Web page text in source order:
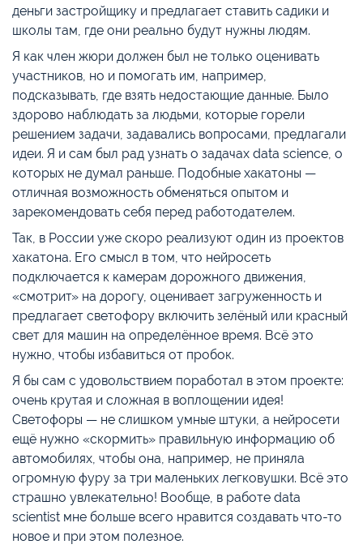
деньги застройщику и предлагает ставить садики и
школы там, где они реально будут нужны людям.
Я как член жюри должен был не только оценивать
участников, но и помогать им, например,
подсказывать, где взять недостающие данные. Было
здорово наблюдать за людьми, которые горели
решением задачи, задавались вопросами, предлагали
идеи. Я и сам был рад узнать о задачах data science, о
которых не думал раньше. Подобные хакатоны —
отличная возможность обменяться опытом и
зарекомендовать себя перед работодателем.
Так, в России уже скоро реализуют один из проектов
хакатона. Его смысл в том, что нейросеть
подключается к камерам дорожного движения,
«смотрит» на дорогу, оценивает загруженность и
предлагает светофору включить зелёный или красный
свет для машин на определённое время. Всё это
нужно, чтобы избавиться от пробок.
Я бы сам с удовольствием поработал в этом проекте:
очень крутая и сложная в воплощении идея!
Светофоры — не слишком умные штуки, а нейросети
ещё нужно «скормить» правильную информацию об
автомобилях, чтобы она, например, не приняла
огромную фуру за три маленьких легковушки. Всё это
страшно увлекательно! Вообще, в работе data
scientist мне больше всего нравится создавать что-то
новое и при этом полезное.